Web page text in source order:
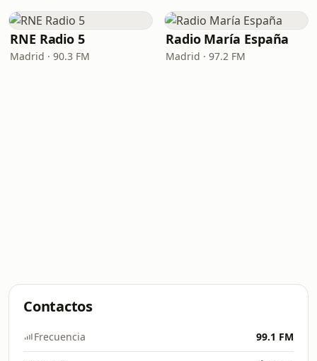
RNE Radio 5
Madrid · 90.3 FM
Radio María España
Madrid · 97.2 FM
Contactos
Frecuencia 99.1 FM